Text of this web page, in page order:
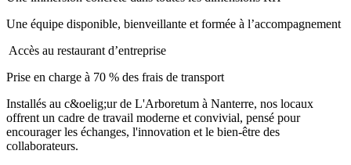
Une équipe disponible, bienveillante et formée à l’accompagnement
️ Accès au restaurant d’entreprise
Prise en charge à 70 % des frais de transport
Installés au c&oelig;ur de L'Arboretum à Nanterre, nos locaux
offrent un cadre de travail moderne et convivial, pensé pour
encourager les échanges, l'innovation et le bien-être des
collaborateurs.